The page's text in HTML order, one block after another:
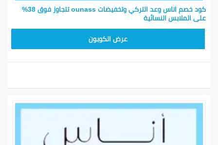
أفضل تخفيضات أناس لتوفير المال على كل
المنتجات
عروض أُناس على الملابس توصل تخفيضات حتى 30%!
تخفيضات تصل لـ 70% على كل المنتجات.
خصومات خاصة لشهر رمضان: استمتع بـ 40% خصم على
فئات مختارة. لازم تطبق كود القسيمة عند الدفع.
أشهر الماركات المتوفرة على أُناس الإمارات:
كود خصم اناس وعد التركي وتخفيضات ounass تتجاوز فوق 38%
على الملابس النسائية
عرض الكوبون